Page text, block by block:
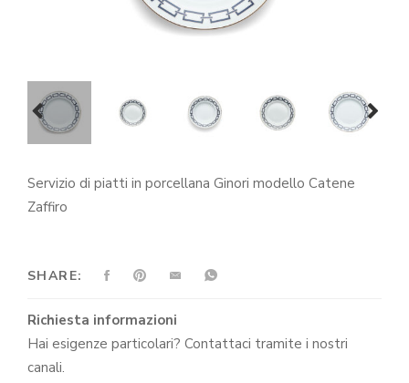
Servizio di piatti in porcellana Ginori modello Catene
Zaffiro
SHARE:
Richiesta informazioni
Hai esigenze particolari? Contattaci tramite i nostri
canali.